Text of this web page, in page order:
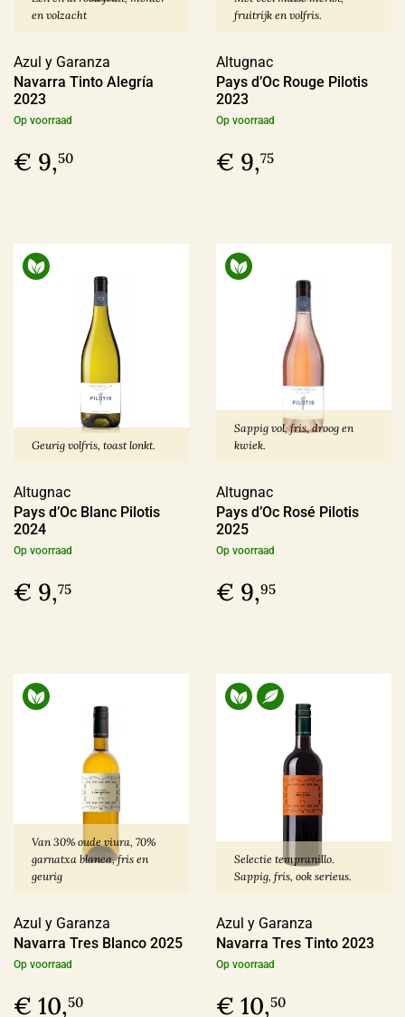
Altugnac(6)
Anne & Jean-François Ganevat
Azienda Agraria Moretti Omero(2)
Azienda Agricola Casavecchia alla Piazza
Prijs
€ 0,00 - € 9,99
€ 10,00 - € 19,99
€ 20,00 - € 29,99
€ 30,00 - € 39,99
Voorraad
Binnenkort leverbaar
(14)
Biologisch(107)
Biologisch-Dynamisch
In omschakeling(17)
Duurzaam(12)
Geschikt voor veganisten
Nee(3)
en volzacht
Azul y Garanza
Navarra Tinto Alegría
2023
Op voorraad
€ 9,50
fruitrijk en volfris.
Altugnac
Pays d’Oc Rouge Pilotis
2023
Op voorraad
€ 9,75
Geurig volfris, toast lonkt.
Altugnac
Pays d’Oc Blanc Pilotis
2024
Op voorraad
€ 9,75
Sappig vol, fris, droog en
kwiek.
Altugnac
Pays d’Oc Rosé Pilotis
2025
Op voorraad
€ 9,95
Van 30% oude viura, 70%
garnatxa blanca, fris en
geurig
Azul y Garanza
Navarra Tres Blanco 2025
Op voorraad
€ 10,50
Selectie tempranillo.
Sappig, fris, ook serieus.
Azul y Garanza
Navarra Tres Tinto 2023
Op voorraad
€ 10,50